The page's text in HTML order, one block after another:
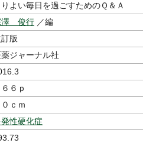
りよい毎日を過ごすためのＱ＆Ａ
澤 俊行 ／編
版
薬ジャーナル社
６６ｐ
０ｃｍ
発性硬化症